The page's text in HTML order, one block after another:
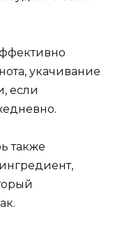
укачивание
если
также